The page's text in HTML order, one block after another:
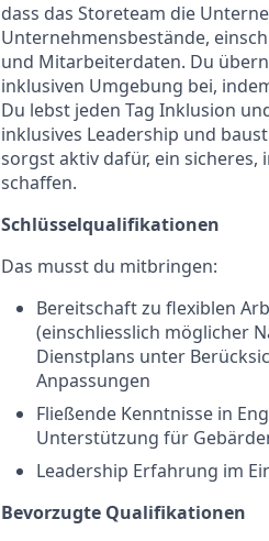
dass das Storeteam die
Unternehmensbestände,
und Mitarbeiterdaten. Du
inklusiven Umgebung bei,
Du lebst jeden Tag Inklusion
inklusives Leadership und
sorgst aktiv dafür, ein
schaffen.
Schlüsselqualifikationen
Das musst du mitbringen:
Bereitschaft zu flexiblen
(einschliesslich möglicher
Dienstplans unter
Anpassungen
Fließende Kenntnisse in
Unterstützung für
Leadership Erfahrung im
Bevorzugte Qualifikationen